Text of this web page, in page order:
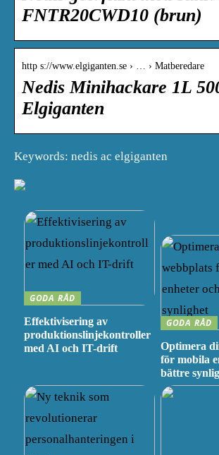
FNTR20CWD10 (brun)
http s://www.elgiganten.se › … › Matberedare
Nedis Minihackare 1L
Elgiganten
Keywords: nedis ac elgiganten
GODA RÅD
Effektivisering av
produktionslinjekontroller
med AI och IT-drift
GODA RÅD
Optimera
för mobila
bättre